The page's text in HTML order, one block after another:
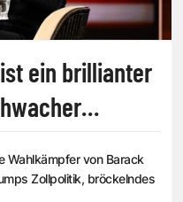
ein brillianter
Wahlkämpfer von Barack
Zollpolitik, bröckelndes